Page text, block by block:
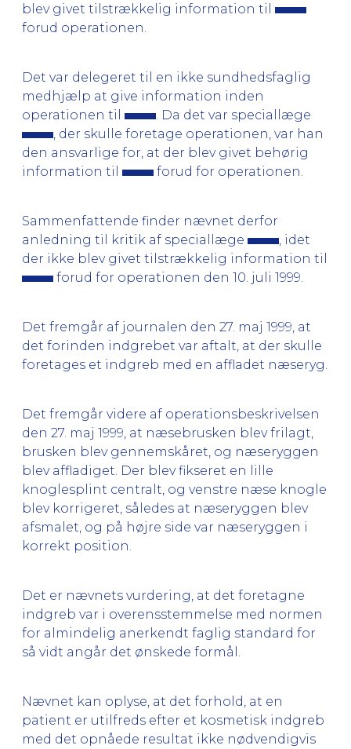
blev givet tilstrækkelig information til
forud operationen.
Det var delegeret til en ikke sundhedsfaglig
medhjælp at give information inden
operationen til
. Da det var speciallæge
, der skulle foretage operationen, var han
den ansvarlige for, at der blev givet behørig
information til
forud for operationen.
Sammenfattende finder nævnet derfor
anledning til kritik af speciallæge
, idet
der ikke blev givet tilstrækkelig information til
forud for operationen den 10. juli 1999.
Det fremgår af journalen den 27. maj 1999, at
det forinden indgrebet var aftalt, at der skulle
foretages et indgreb med en affladet næseryg.
Det fremgår videre af operationsbeskrivelsen
den 27. maj 1999, at næsebrusken blev frilagt,
brusken blev gennemskåret, og næseryggen
blev affladiget. Der blev fikseret en lille
knoglesplint centralt, og venstre næse knogle
blev korrigeret, således at næseryggen blev
afsmalet, og på højre side var næseryggen i
korrekt position.
Det er nævnets vurdering, at det foretagne
indgreb var i overensstemmelse med normen
for almindelig anerkendt faglig standard for
så vidt angår det ønskede formål.
Nævnet kan oplyse, at det forhold, at en
patient er utilfreds efter et kosmetisk indgreb
med det opnåede resultat ikke nødvendigvis